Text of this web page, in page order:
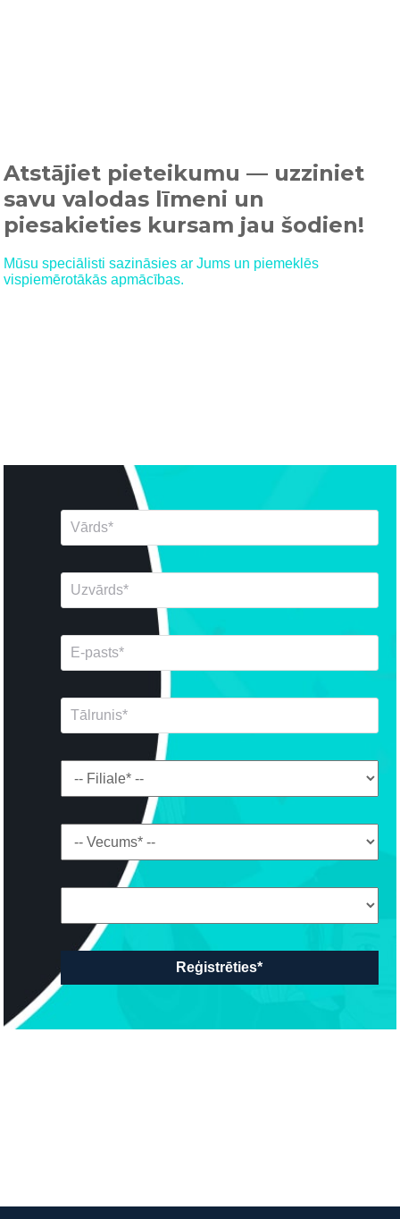
Atstājiet pieteikumu — uzziniet
savu valodas līmeni un
piesakieties kursam jau šodien!
Mūsu speciālisti sazināsies ar Jums un piemeklēs
vispiemērotākās apmācības.
Reģistrēties*